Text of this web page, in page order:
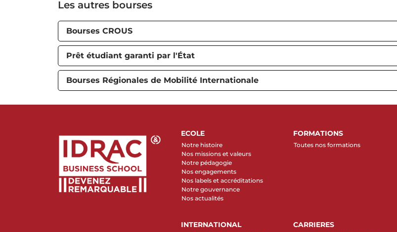
Les autres bourses
Bourses CROUS
Prêt étudiant garanti par l'État
Bourses Régionales de Mobilité Internationale
ECOLE
Notre histoire
Nos missions et valeurs
Notre pédagogie
Nos engagements
Nos labels et accréditations
Notre gouvernance
Nos actualités
FORMATIONS
Toutes nos formations
INTERNATIONAL CARRIERES